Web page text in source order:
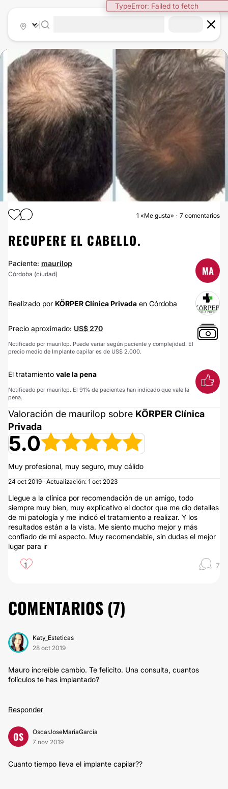
TypeError: Failed to fetch
IMPLANTE CAPILAR
1 «Me gusta» 7 comentarios
RECUPERE EL CABELLO.
Paciente: maurilop
Córdoba (ciudad) MA
Realizado por KÖRPER Clínica Privada en Córdoba
Precio aproximado: US$ 270
Notificado por maurilop. Puede variar según paciente y complejidad. El
precio medio de Implante capilar es de US$ 2.000.
El tratamiento vale la pena
Notificado por maurilop. El 91% de pacientes han indicado que vale la
pena.
Valoración de maurilop sobre KÖRPER Clínica
Privada
5.0
Muy profesional, muy seguro, muy cálido
24 oct 2019 · Actualización: 1 oct 2023
Llegue a la clínica por recomendación de un amigo, todo
siempre muy bien, muy explicativo el doctor que me dio detalles
de mi patología y me indicó el tratamiento a realizar. Y los
resultados están a la vista. Me siento mucho mejor y más
confiado de mi aspecto. Muy recomendable, sin dudas el mejor
lugar para ir
1 7
COMENTARIOS (7)
Katy_Esteticas
28 oct 2019
Mauro increíble cambio. Te felicito. Una consulta, cuantos
folículos te has implantado?
Responder
OS
OscarJoseMariaGarcia
7 nov 2019
Cuanto tiempo lleva el implante capilar??